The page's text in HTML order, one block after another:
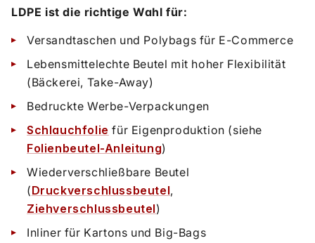
LDPE ist die richtige Wahl für:
Versandtaschen und Polybags für E-Commerce
Lebensmittelechte Beutel mit hoher Flexibilität
(Bäckerei, Take-Away)
Bedruckte Werbe-Verpackungen
Schlauchfolie für Eigenproduktion (siehe
Folienbeutel-Anleitung)
Wiederverschließbare Beutel
(Druckverschlussbeutel,
Ziehverschlussbeutel)
Inliner für Kartons und Big-Bags